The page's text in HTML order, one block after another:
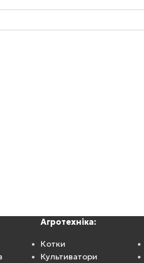
Агротехніка:
Котки
Культиватори